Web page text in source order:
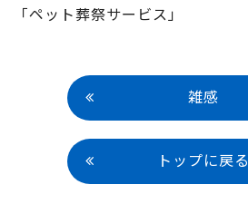
「ペット葬祭サービス」
雑感
トップに戻る